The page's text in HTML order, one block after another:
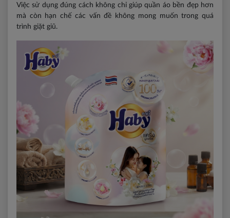
Việc sử dụng đúng cách không chỉ giúp quần áo bền đẹp hơn
mà còn hạn chế các vấn đề không mong muốn trong quá
trình giặt giũ.